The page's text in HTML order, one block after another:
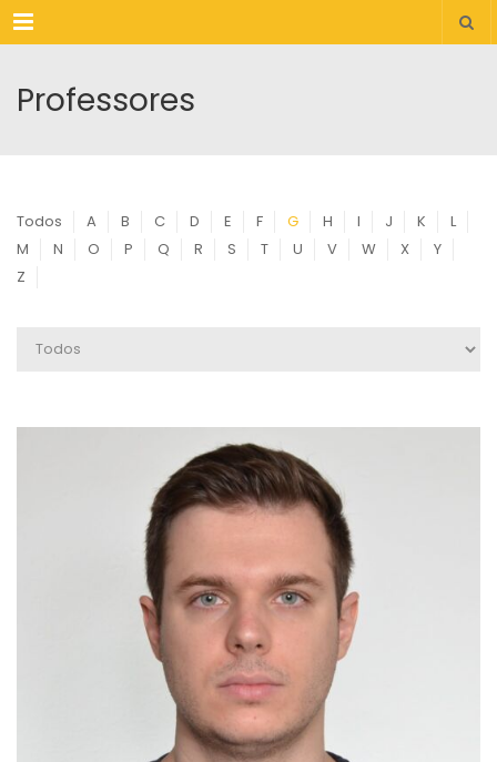
Menu
Professores
Todos A B C D E F G H I J K
L
M
N O P Q R S T U V W X
Y
Z